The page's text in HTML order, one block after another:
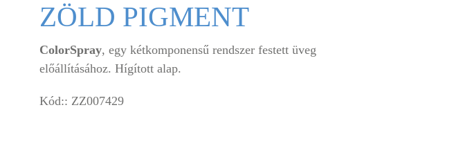
ZÖLD PIGMENT
ColorSpray, egy kétkomponensű rendszer festett üveg
előállításához. Hígított alap.
Kód:: ZZ007429